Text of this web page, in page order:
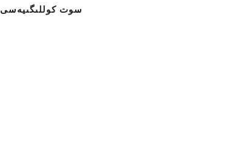
سوت كوللىگىيەسى